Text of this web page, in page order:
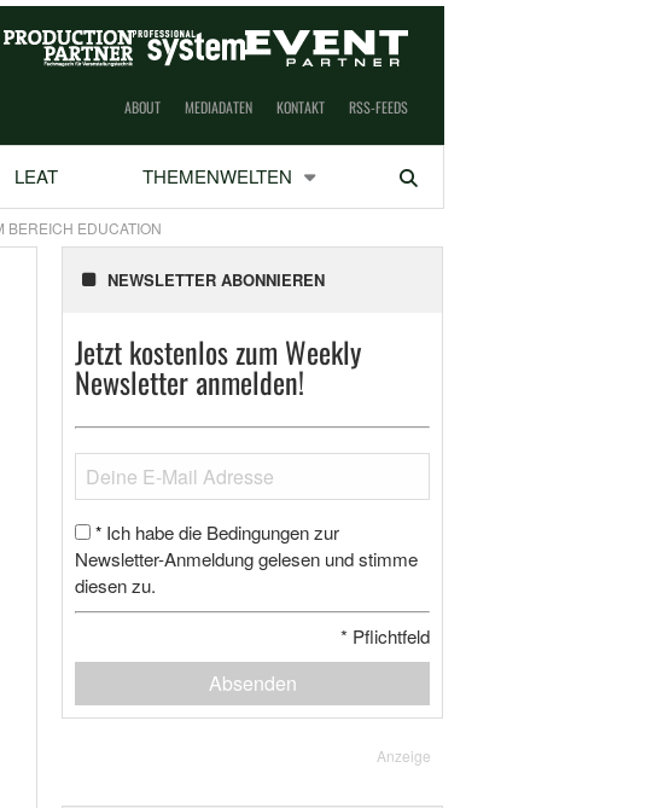
ABOUT MEDIADATEN KONTAKT RSS-FEEDS
LEAT THEMENWELTEN Suchen
BEREICH EDUCATION
NEWSLETTER ABONNIEREN
Jetzt kostenlos zum Weekly
Newsletter anmelden!
* Ich habe die Bedingungen zur
Newsletter-Anmeldung gelesen und stimme
diesen zu.
* Pflichtfeld
Absenden
Anzeige